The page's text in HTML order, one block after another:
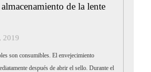
de la lente
2019
son consumibles. El envejecimiento
después de abrir el sello. Durante el